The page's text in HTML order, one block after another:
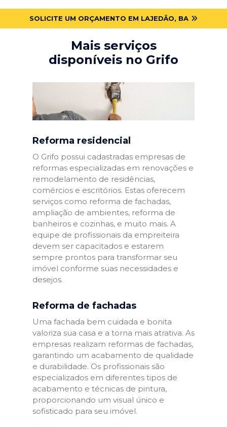
SOLICITE UM ORÇAMENTO EM LAJEDÃO, BA
Mais serviços
disponíveis no Grifo
Reforma residencial
O Grifo possui cadastradas empresas de
reformas especializadas em renovações e
remodelamento de residências,
comércios e escritórios. Estas oferecem
serviços como reforma de fachadas,
ampliação de ambientes, reforma de
banheiros e cozinhas, e muito mais. A
equipe de profissionais da empreiteira
devem ser capacitados e estarem
sempre prontos para transformar seu
imóvel conforme suas necessidades e
desejos.
Reforma de fachadas
Uma fachada bem cuidada e bonita
valoriza sua casa e a torna mais atrativa. As
empresas realizam reformas de fachadas,
garantindo um acabamento de qualidade
e durabilidade. Os profissionais são
especializados em diferentes tipos de
acabamento e técnicas de pintura,
proporcionando um visual único e
sofisticado para seu imóvel.